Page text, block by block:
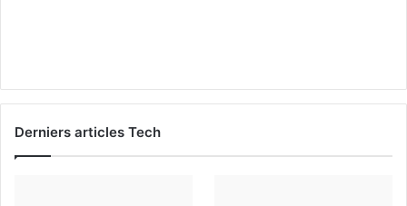
Derniers articles Tech